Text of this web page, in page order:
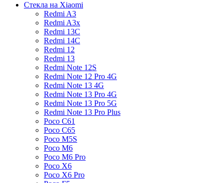
Стекла на Xiaomi
Redmi A3
Redmi A3x
Redmi 13C
Redmi 14C
Redmi 12
Redmi 13
Redmi Note 12S
Redmi Note 12 Pro 4G
Redmi Note 13 4G
Redmi Note 13 Pro 4G
Redmi Note 13 Pro 5G
Redmi Note 13 Pro Plus
Poco C61
Poco C65
Poco M5S
Poco M6
Poco M6 Pro
Poco X6
Poco X6 Pro